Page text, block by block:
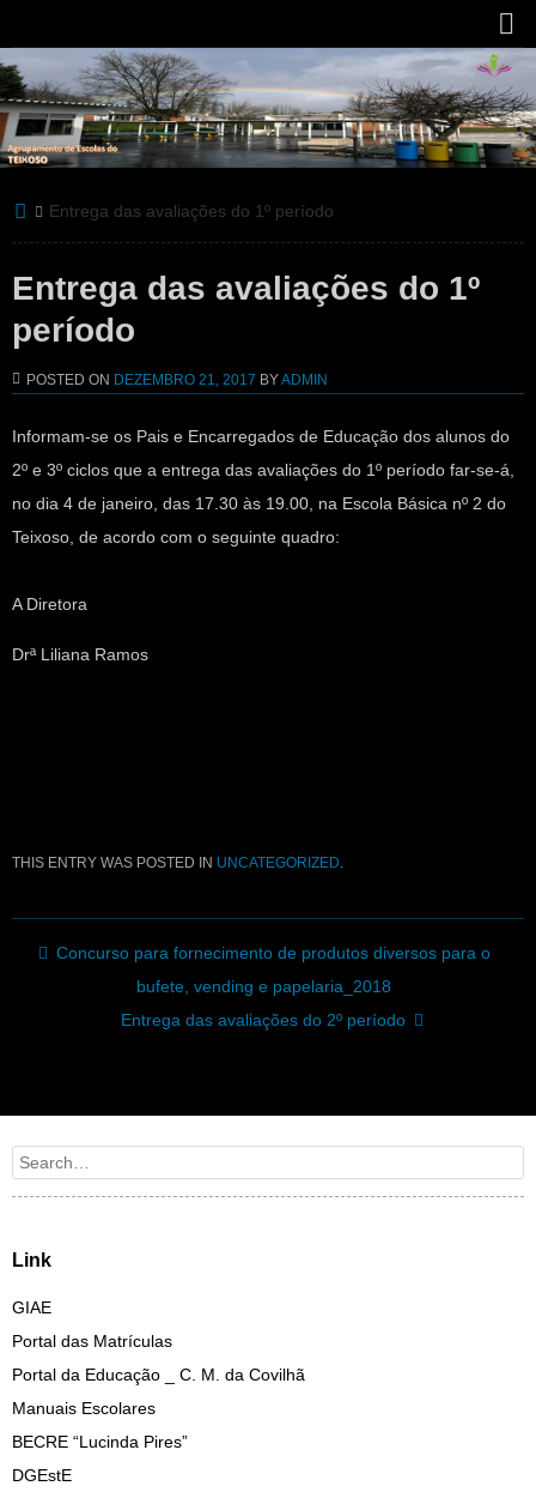
Search
Link
GIAE
Portal das Matrículas
Portal da Educação _ C. M. da Covilhã
Manuais Escolares
BECRE “Lucinda Pires”
DGEstE
Entrega das avaliações do 1º período
Entrega das avaliações do 1º
período
POSTED ON DEZEMBRO 21, 2017 BYADMIN
Informam-se os Pais e Encarregados de Educação dos alunos do
2º e 3º ciclos que a entrega das avaliações do 1º período far-se-á,
no dia 4 de janeiro, das 17.30 às 19.00, na Escola Básica nº 2 do
Teixoso, de acordo com o seguinte quadro:
A Diretora
Drª Liliana Ramos
THIS ENTRY WAS POSTED IN UNCATEGORIZED.
Post navigation
Concurso para fornecimento de produtos diversos para o
bufete, vending e papelaria_2018
Entrega das avaliações do 2º período